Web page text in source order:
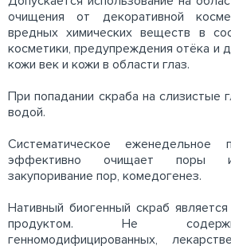
очищения от декоративной
вредных химических веществ в
косметики, предупреждения отёка и
кожи век и кожи в области глаз.
При попадании скраба на слизистые
водой.
Систематическое еженедельное
эффективно очищает поры и
закупоривание пор, комедогенез.
Нативный биогенный скраб
продуктом. Не
генномодифицированных,